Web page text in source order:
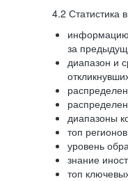
4.2 Статистика
информацию
за
диапазон и
диапазоны
топ
уровень
знание
топ